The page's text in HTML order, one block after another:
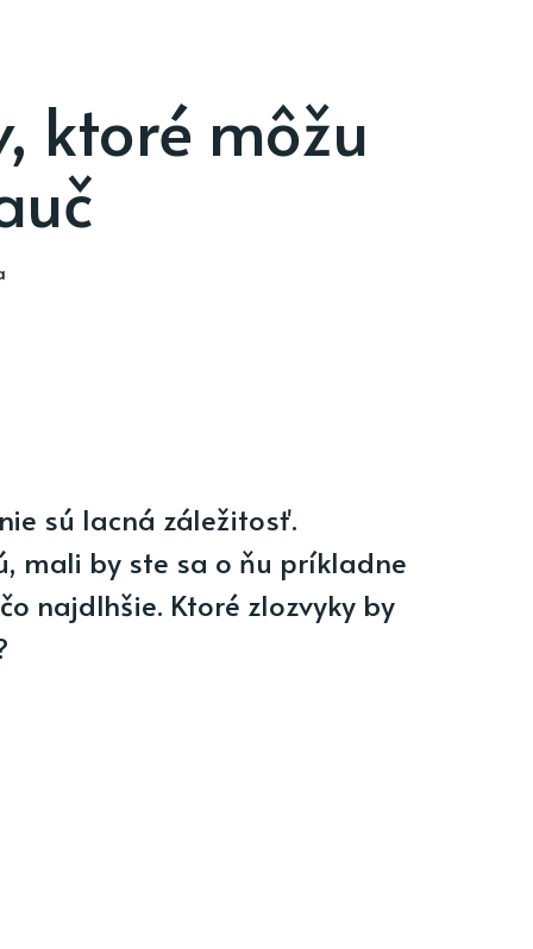
ktoré môžu
sú lacná záležitosť.
mali by ste sa o ňu príkladne
najdlhšie. Ktoré zlozvyky by